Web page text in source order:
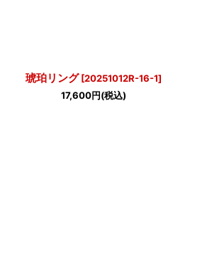
琥珀リング [20251012R-16-1]
17,600円(税込)